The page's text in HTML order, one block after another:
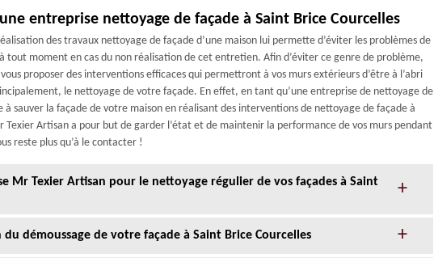
entreprise nettoyage de façade à Saint Brice Courcelles
des travaux nettoyage de façade d’une maison lui permette d’éviter les problèmes de
tout moment en cas du non réalisation de cet entretien. Afin d’éviter ce genre de problème,
proposer des interventions efficaces qui permettront à vos murs extérieurs d’être à l’abri
le nettoyage de votre façade. En effet, en tant qu’une entreprise de nettoyage de
sauver la façade de votre maison en réalisant des interventions de nettoyage de façade à
Texier Artisan a pour but de garder l’état et de maintenir la performance de vos murs pendant
reste plus qu’à le contacter !
Mr Texier Artisan pour le nettoyage régulier de vos façades à Saint
du démoussage de votre façade à Saint Brice Courcelles